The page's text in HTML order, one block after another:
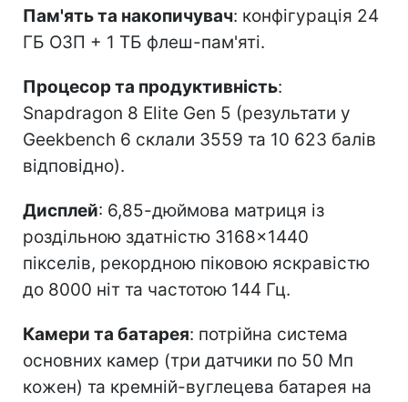
Пам'ять та накопичувач: конфігурація 24
ГБ ОЗП + 1 ТБ флеш-пам'яті.
Процесор та продуктивність:
Snapdragon 8 Elite Gen 5 (результати у
Geekbench 6 склали 3559 та 10 623 балів
відповідно).
Дисплей: 6,85-дюймова матриця із
роздільною здатністю 3168×1440
пікселів, рекордною піковою яскравістю
до 8000 ніт та частотою 144 Гц.
Камери та батарея: потрійна система
основних камер (три датчики по 50 Мп
кожен) та кремній-вуглецева батарея на